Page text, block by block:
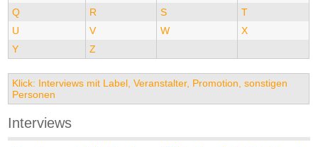
Q
R S
T
U
V W
X
Y
Z
Klick: Interviews mit Label, Veranstalter, Promotion, sonstigen
Personen
Interviews